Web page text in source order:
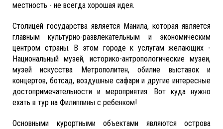
местность - не всегда хорошая идея.
Столицей государства является Манила, которая является
главным культурно-развлекательным и экономическим
центром страны. В этом городе к услугам желающих -
Национальный музей, историко-антропологические музеи,
музей искусства Метрополитен, обилие выставок и
концертов, ботсад, воздушные сафари и другие интересные
достопримечательности и мероприятия. Вот куда нужно
ехать в тур на Филиппины с ребенком!
Основными курортными объектами являются острова